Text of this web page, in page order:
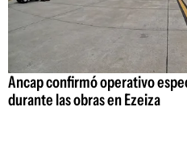
Ancap confirmó operativo
durante las obras en Ezeiza